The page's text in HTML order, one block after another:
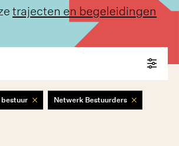
trajecten en begeleidingen
Netwerk Bestuurders